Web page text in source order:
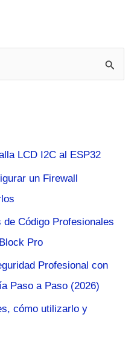
LCD I2C al ESP32
un Firewall
Código Profesionales
Pro
Profesional con
Paso a Paso (2026)
cómo utilizarlo y